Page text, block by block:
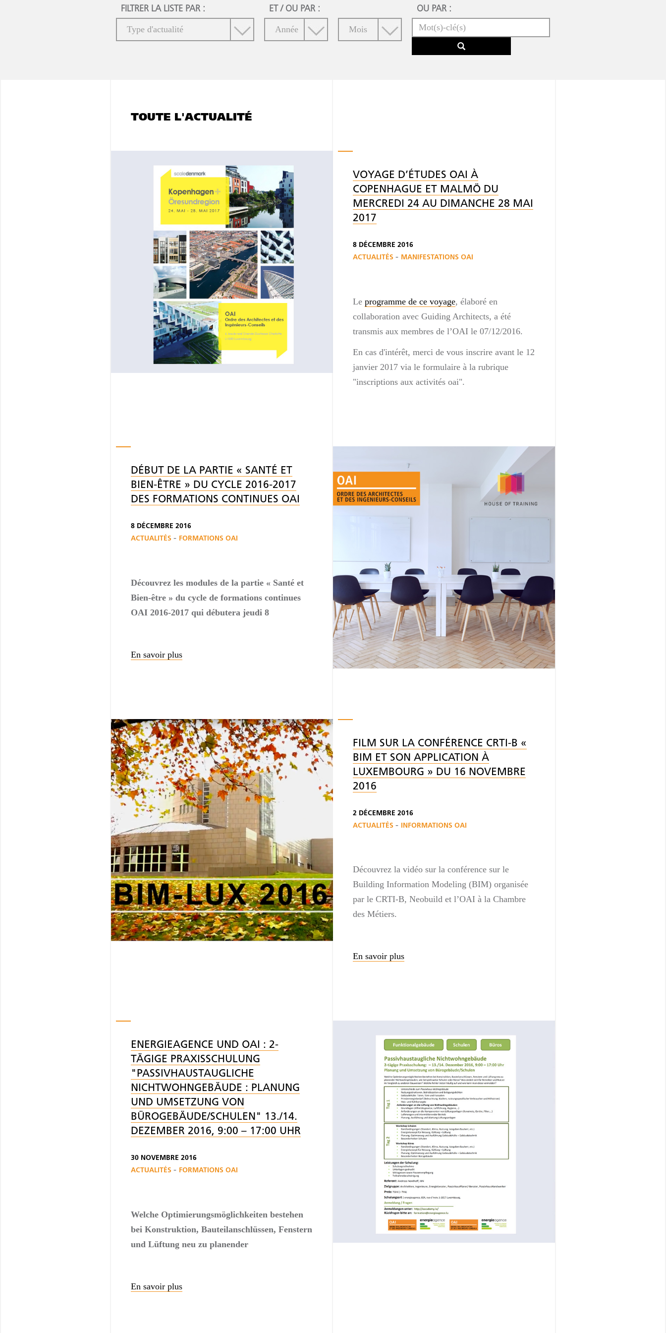
FILTRER LA LISTE PAR : ET / OU PAR : OU PAR :
TOUTE L'ACTUALITÉ
VOYAGE D’ÉTUDES OAI À
COPENHAGUE ET MALMÖ DU
MERCREDI 24 AU DIMANCHE 28 MAI
2017
8 DÉCEMBRE 2016
ACTUALITÉS - MANIFESTATIONS OAI
Le programme de ce voyage, élaboré en
collaboration avec Guiding Architects, a été
transmis aux membres de l’OAI le 07/12/2016.
En cas d'intérêt, merci de vous inscrire avant le 12
janvier 2017 via le formulaire à la rubrique
"inscriptions aux activités oai".
DÉBUT DE LA PARTIE « SANTÉ ET
BIEN-ÊTRE » DU CYCLE 2016-2017
DES FORMATIONS CONTINUES OAI
8 DÉCEMBRE 2016
ACTUALITÉS - FORMATIONS OAI
Découvrez les modules de la partie « Santé et
Bien-être » du cycle de formations continues
OAI 2016-2017 qui débutera jeudi 8
En savoir plus
FILM SUR LA CONFÉRENCE CRTI-B «
BIM ET SON APPLICATION À
LUXEMBOURG » DU 16 NOVEMBRE
2016
2 DÉCEMBRE 2016
ACTUALITÉS - INFORMATIONS OAI
Découvrez la vidéo sur la conférence sur le
Building Information Modeling (BIM) organisée
par le CRTI-B, Neobuild et l’OAI à la Chambre
des Métiers.
En savoir plus
ENERGIEAGENCE UND OAI : 2-
TÄGIGE PRAXISSCHULUNG
"PASSIVHAUSTAUGLICHE
NICHTWOHNGEBÄUDE : PLANUNG
UND UMSETZUNG VON
BÜROGEBÄUDE/SCHULEN" 13./14.
DEZEMBER 2016, 9:00 – 17:00 UHR
30 NOVEMBRE 2016
ACTUALITÉS - FORMATIONS OAI
Welche Optimierungsmöglichkeiten bestehen
bei Konstruktion, Bauteilanschlüssen, Fenstern
und Lüftung neu zu planender
En savoir plus